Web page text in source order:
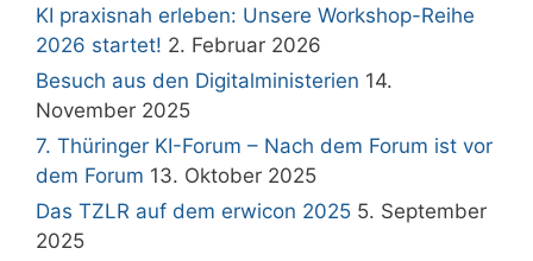
KI praxisnah erleben: Unsere Workshop-Reihe
2026 startet! 2. Februar 2026
Besuch aus den Digitalministerien 14.
November 2025
7. Thüringer KI-Forum – Nach dem Forum ist vor
dem Forum 13. Oktober 2025
Das TZLR auf dem erwicon 2025 5. September
2025